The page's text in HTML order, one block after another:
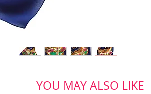
YOU MAY ALSO LIKE